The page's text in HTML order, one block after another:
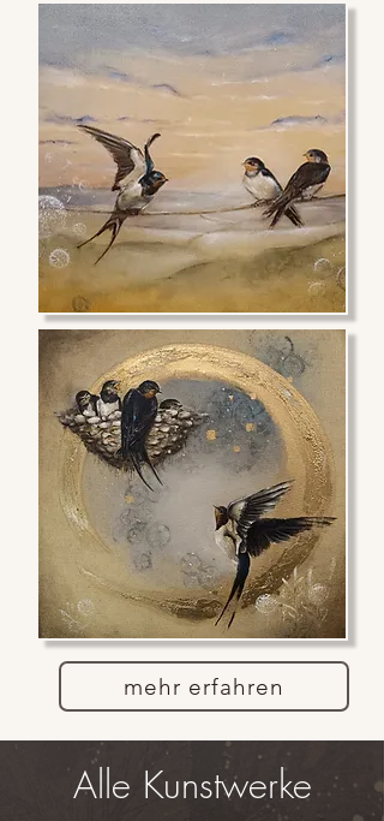
mehr erfahren
Alle Kunstwerke